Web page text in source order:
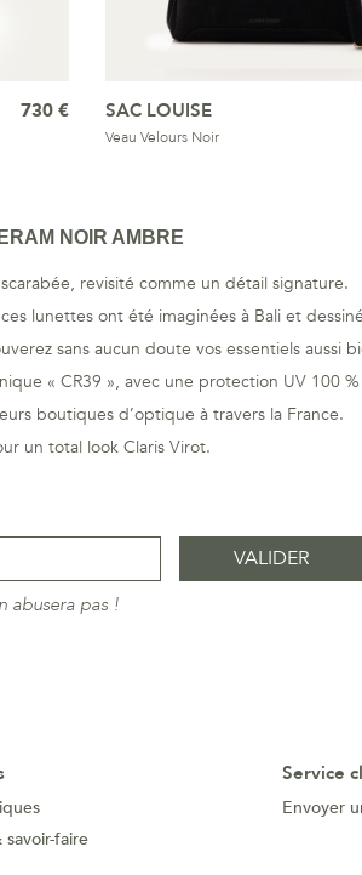
730 € SAC LOUISE
Veau Velours Noir
NOIR AMBRE
revisité comme un détail signature.
lunettes ont été imaginées à Bali et
sans aucun doute vos essentiels aussi
« CR39 », avec une protection UV 100
boutiques d’optique à travers la France.
un total look Claris Virot.
abusera pas !
savoir-faire
Service
Envoyer